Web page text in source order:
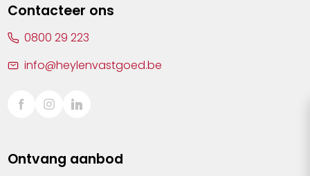
Sint-Truiden
Waasland
Contacteer ons
0800 29 223
info@heylenvastgoed.be
Ontvang aanbod